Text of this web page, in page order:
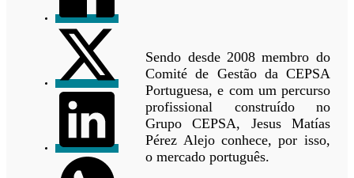
Sendo desde 2008 membro do
Comité de Gestão da CEPSA
Portuguesa, e com um percurso
profissional construído no
Grupo CEPSA, Jesus Matías
Pérez Alejo conhece, por isso,
o mercado português.